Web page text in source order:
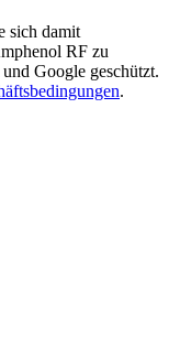
sich damit
RF zu
Google geschützt.
.